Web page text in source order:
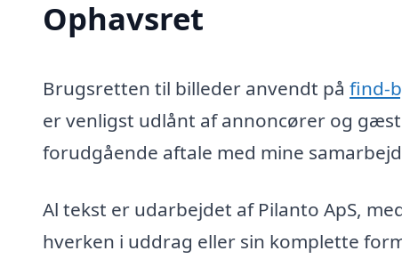
Ophavsret
Brugsretten til billeder anvendt på find-
er venligst udlånt af annoncører og
forudgående aftale med mine
Al tekst er udarbejdet af Pilanto ApS,
hverken i uddrag eller sin komplette